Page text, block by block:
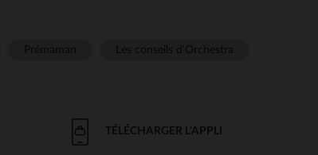
TÉLÉCHARGER L'APPLI